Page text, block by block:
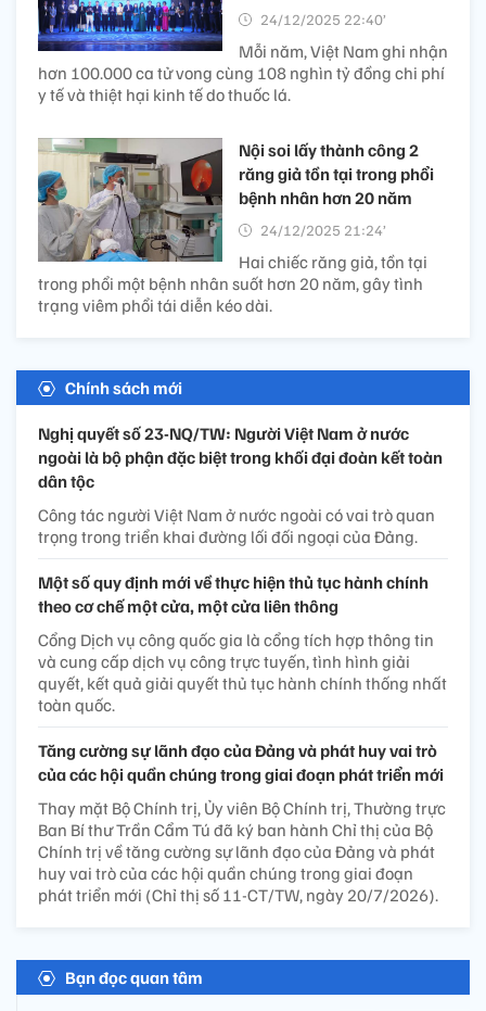
24/12/2025 22:40’
Mỗi năm, Việt Nam ghi nhận
hơn 100.000 ca tử vong cùng 108 nghìn tỷ đồng chi phí
y tế và thiệt hại kinh tế do thuốc lá.
Nội soi lấy thành công 2
răng giả tồn tại trong phổi
bệnh nhân hơn 20 năm
24/12/2025 21:24’
Hai chiếc răng giả, tồn tại
trong phổi một bệnh nhân suốt hơn 20 năm, gây tình
trạng viêm phổi tái diễn kéo dài.
Chính sách mới
Nghị quyết số 23-NQ/TW: Người Việt Nam ở nước
ngoài là bộ phận đặc biệt trong khối đại đoàn kết toàn
dân tộc
Công tác người Việt Nam ở nước ngoài có vai trò quan
trọng trong triển khai đường lối đối ngoại của Đảng.
Một số quy định mới về thực hiện thủ tục hành chính
theo cơ chế một cửa, một cửa liên thông
Cổng Dịch vụ công quốc gia là cổng tích hợp thông tin
và cung cấp dịch vụ công trực tuyến, tình hình giải
quyết, kết quả giải quyết thủ tục hành chính thống nhất
toàn quốc.
Tăng cường sự lãnh đạo của Đảng và phát huy vai trò
của các hội quần chúng trong giai đoạn phát triển mới
Thay mặt Bộ Chính trị, Ủy viên Bộ Chính trị, Thường trực
Ban Bí thư Trần Cẩm Tú đã ký ban hành Chỉ thị của Bộ
Chính trị về tăng cường sự lãnh đạo của Đảng và phát
huy vai trò của các hội quần chúng trong giai đoạn
phát triển mới (Chỉ thị số 11-CT/TW, ngày 20/7/2026).
Bạn đọc quan tâm